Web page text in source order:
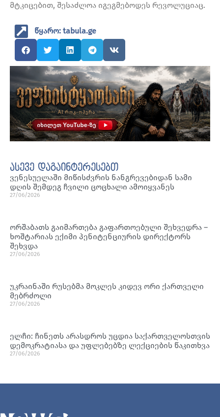
მტკიცებით, შესაძლოა იგეგმებოდეს რევოლუციაც.
წყარო: tabula.ge
ასევე დაგაინტერესებთ
ვენესუელაში მიწისძვრის ნანგრევებიდან სამი
დღის შემდეგ ჩვილი ცოცხალი ამოიყვანეს
27/06/2026
ორშაბათს გაიმართება გაფართოებული შეხვედრა –
ხოშტარიას ექიმი პენიტენციურის დირექტორს
შეხვდა
27/06/2026
უკრაინაში რუსებმა მოკლეს კიდევ ორი ქართველი
მებრძოლი
27/06/2026
ელჩი: ჩინეთს არასდროს უცდია საქართველოსთვის
დემოკრატიასა და უფლებებზე ლექციების წაკითხვა
27/06/2026